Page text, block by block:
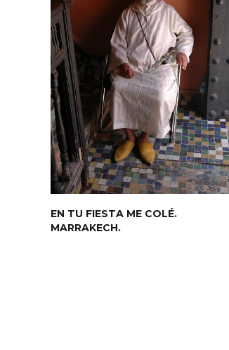
EN TU FIESTA ME COLÉ.
MARRAKECH.